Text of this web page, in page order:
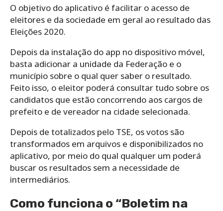
O objetivo do aplicativo é facilitar o acesso de
eleitores e da sociedade em geral ao resultado das
Eleições 2020.
Depois da instalação do app no dispositivo móvel,
basta adicionar a unidade da Federação e o
município sobre o qual quer saber o resultado.
Feito isso, o eleitor poderá consultar tudo sobre os
candidatos que estão concorrendo aos cargos de
prefeito e de vereador na cidade selecionada.
Depois de totalizados pelo TSE, os votos são
transformados em arquivos e disponibilizados no
aplicativo, por meio do qual qualquer um poderá
buscar os resultados sem a necessidade de
intermediários.
Como funciona o “Boletim na